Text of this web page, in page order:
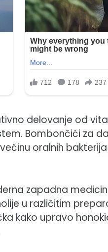
delovanje od
Bombončići za
oralnih
zapadna
u različitim
kako upravo